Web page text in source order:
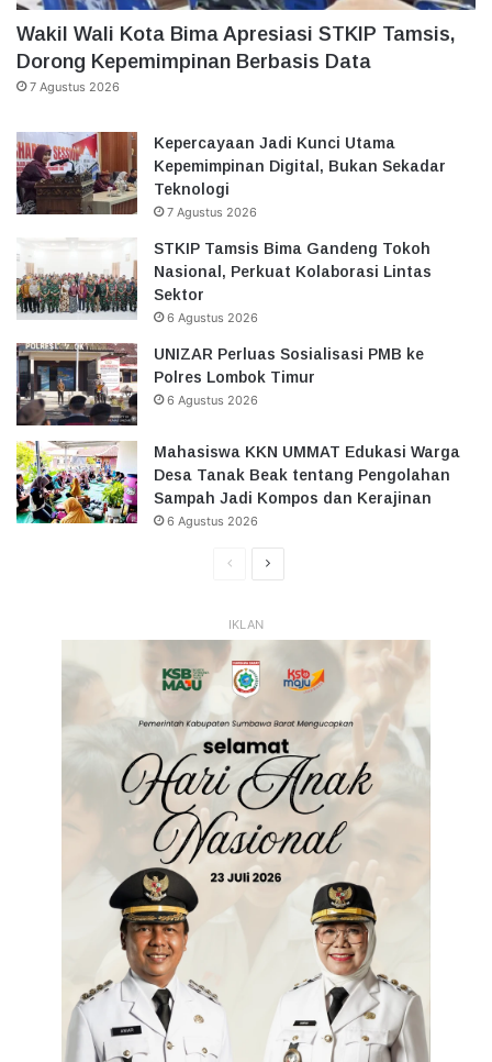
Wakil Wali Kota Bima Apresiasi STKIP Tamsis,
Dorong Kepemimpinan Berbasis Data
7 Agustus 2026
Kepercayaan Jadi Kunci Utama
Kepemimpinan Digital, Bukan Sekadar
Teknologi
7 Agustus 2026
STKIP Tamsis Bima Gandeng Tokoh
Nasional, Perkuat Kolaborasi Lintas
Sektor
6 Agustus 2026
UNIZAR Perluas Sosialisasi PMB ke
Polres Lombok Timur
6 Agustus 2026
Mahasiswa KKN UMMAT Edukasi Warga
Desa Tanak Beak tentang Pengolahan
Sampah Jadi Kompos dan Kerajinan
6 Agustus 2026
HalamanHalaman
IKLAN